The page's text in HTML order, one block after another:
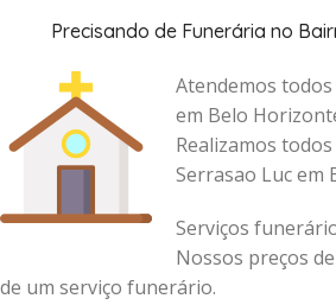
Precisando de Funerária no
Atendemos
em Belo
Realizamos
Serrasao Luc em
Serviços
Nossos preços
de um serviço funerário.